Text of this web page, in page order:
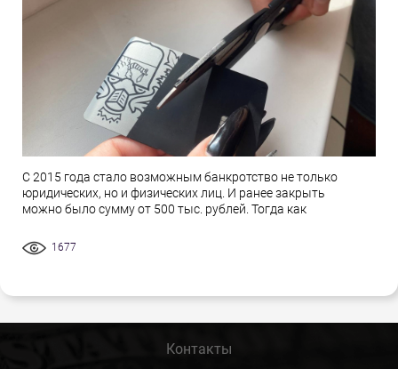
С 2015 года стало возможным банкротство не только
юридических, но и физических лиц. И ранее закрыть
можно было сумму от 500 тыс. рублей. Тогда как
1677
Контакты